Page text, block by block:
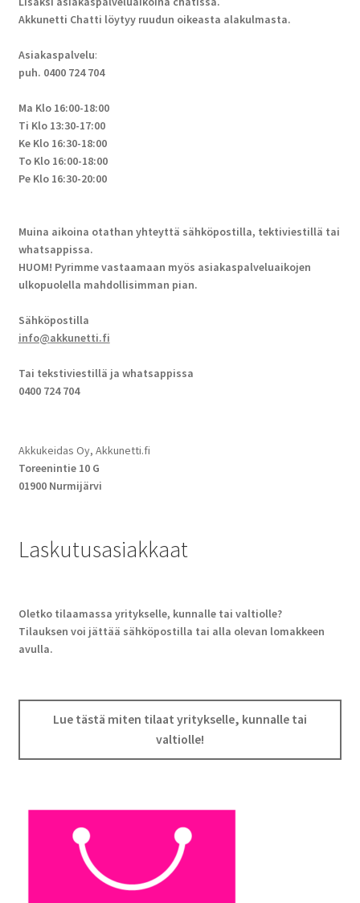
Akkunetti Chatti löytyy ruudun oikeasta alakulmasta.
Asiakaspalvelu:
puh. 0400 724 704
Ma Klo 16:00-18:00
Ti Klo 13:30-17:00
Ke Klo 16:30-18:00
To Klo 16:00-18:00
Pe Klo 16:30-20:00
Muina aikoina otathan yhteyttä sähköpostilla, tektiviestillä tai
whatsappissa.
HUOM! Pyrimme vastaamaan myös asiakaspalveluaikojen
ulkopuolella mahdollisimman pian.
Sähköpostilla
info@akkunetti.fi
Tai tekstiviestillä ja whatsappissa
0400 724 704
Akkukeidas Oy, Akkunetti.fi
Toreenintie 10 G
01900 Nurmijärvi
Laskutusasiakkaat
Oletko tilaamassa yritykselle, kunnalle tai valtiolle?
Tilauksen voi jättää sähköpostilla tai alla olevan lomakkeen
avulla.
Lue tästä miten tilaat yritykselle, kunnalle tai
valtiolle!